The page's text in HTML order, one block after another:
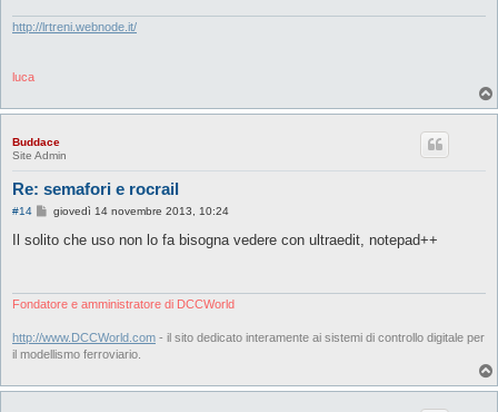
i
http://lrtreni.webnode.it/
luca
Buddace
Site Admin
Re: semafori e rocrail
#14
M
s
i
giovedì 14 novembre 2013, 10:24
Il solito che uso non lo fa bisogna vedere con ultraedit, notepad++
Fondatore e amministratore di DCCWorld
http://www.DCCWorld.com - il sito dedicato interamente ai sistemi di controllo digitale per
il modellismo ferroviario.